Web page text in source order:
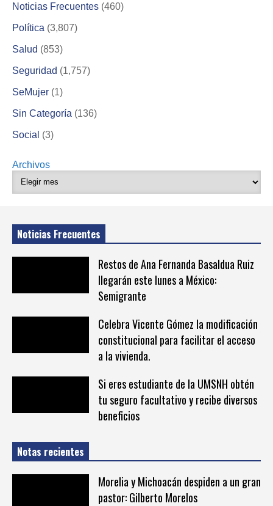
Noticias Frecuentes (460)
Política (3,807)
Salud (853)
Seguridad (1,757)
SeMujer (1)
Sin Categoría (136)
Social (3)
Archivos
Noticias Frecuentes
Restos de Ana Fernanda Basaldua Ruiz
llegarán este lunes a México:
Semigrante
Celebra Vicente Gómez la modificación
constitucional para facilitar el acceso
a la vivienda.
Si eres estudiante de la UMSNH obtén
tu seguro facultativo y recibe diversos
beneficios
Notas recientes
Morelia y Michoacán despiden a un gran
pastor: Gilberto Morelos